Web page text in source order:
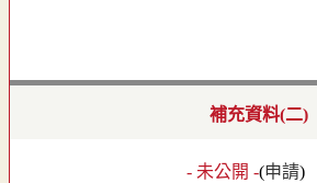
補充資料(二)
- 未公開 -(申請)